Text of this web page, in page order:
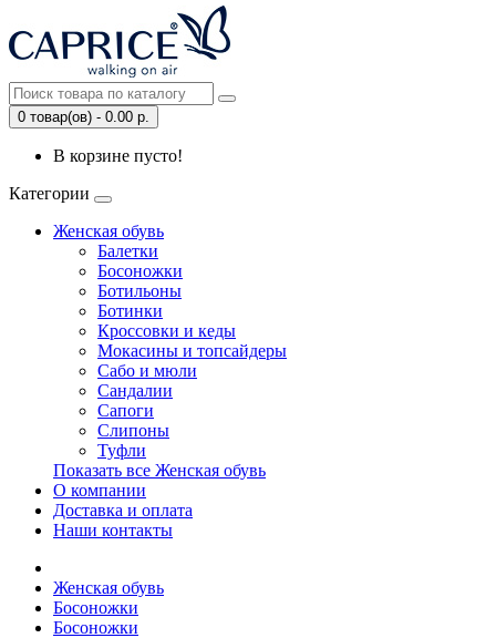
0 товар(ов) - 0.00 р.
В корзине пусто!
Категории
Женская обувь
Балетки
Босоножки
Ботильоны
Ботинки
Кроссовки и кеды
Мокасины и топсайдеры
Сабо и мюли
Сандалии
Сапоги
Слипоны
Туфли
Показать все Женская обувь
О компании
Доставка и оплата
Наши контакты
Женская обувь
Босоножки
Босоножки